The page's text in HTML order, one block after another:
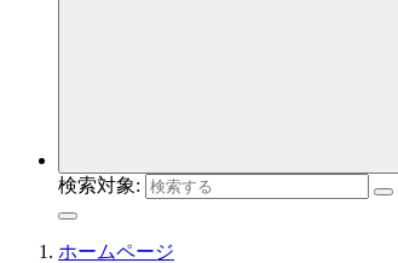
検索対象:
ホームページ